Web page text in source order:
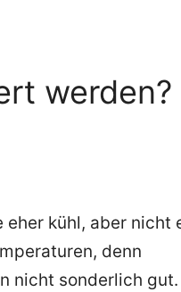
werden?
kühl, aber nicht
denn
nicht sonderlich gut.